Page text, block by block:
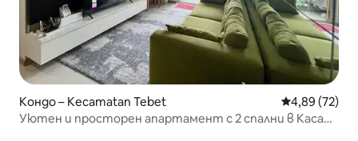
Кондо – Kecamatan Tebet Средна
4,89 (72)
Уютен и просторен апартамент с 2 спални в Каса